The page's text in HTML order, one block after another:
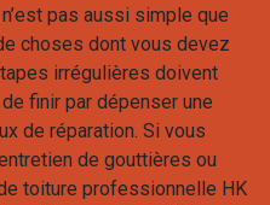
pas aussi simple que
choses dont vous devez
irrégulières doivent
finir par dépenser une
de réparation. Si vous
de gouttières ou
toiture professionnelle HK